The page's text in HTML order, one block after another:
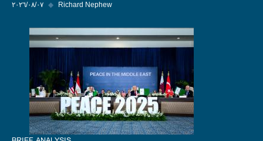
٠٧‏/٠٨‏/٢٠٢٦ ◆ Richard Nephew